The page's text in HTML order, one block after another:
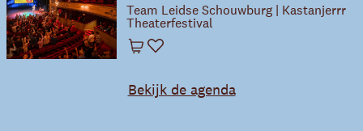
Team Leidse Schouwburg | Kastanjerrr
Theaterfestival
Winkelwagen
Favoriet
Bekijk de agenda